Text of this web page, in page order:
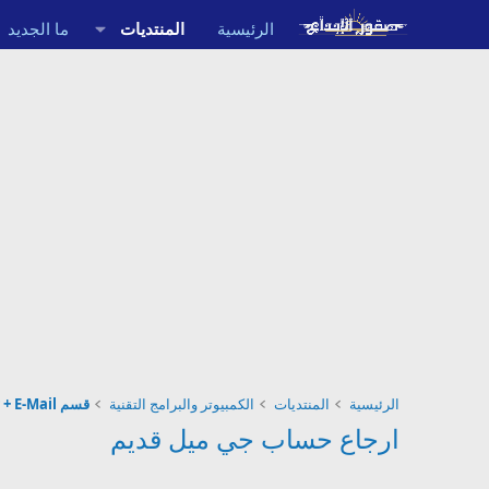
الرئيسية المنتديات ما الجديد
الرئيسية المنتديات الكمبيوتر والبرامج التقنية قسم Messenger + E-Mail
ارجاع حساب جي ميل قديم